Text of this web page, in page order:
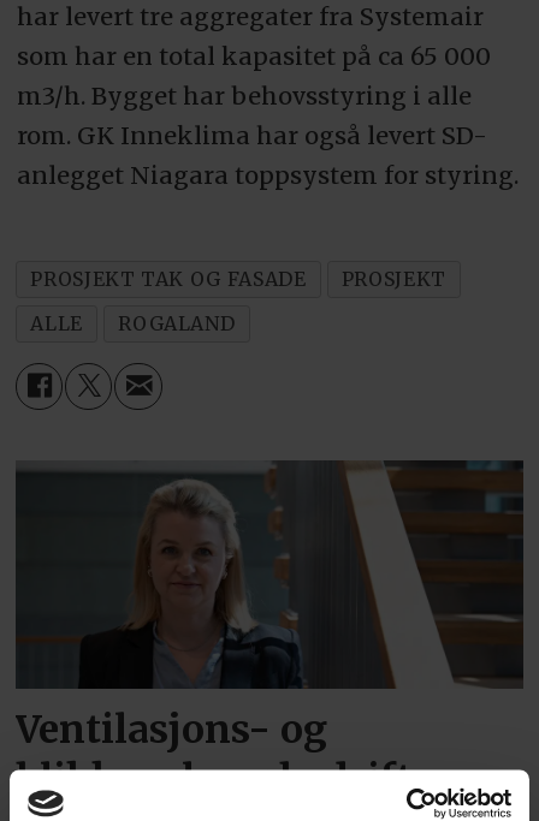
har levert tre aggregater fra Systemair
som har en total kapasitet på ca 65 000
m3/h. Bygget har behovsstyring i alle
rom. GK Inneklima har også levert SD-
anlegget Niagara toppsystem for styring.
PROSJEKT TAK OG FASADE
PROSJEKT
ALLE
ROGALAND
Ventilasjons- og
blikkenslagerbedriftene